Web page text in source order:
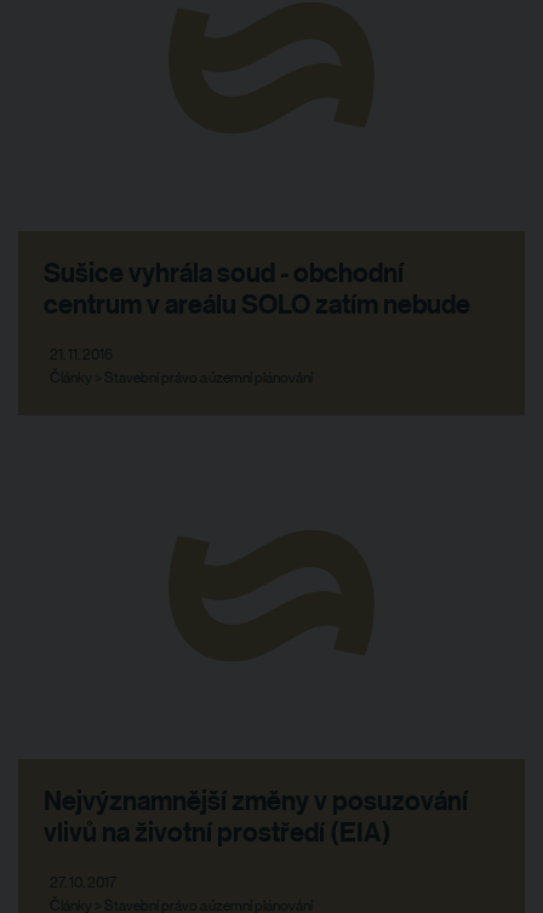
Sušice vyhrála soud - obchodní
centrum v areálu SOLO zatím nebude
21. 11. 2016
Články > Stavební právo a územní plánování
Nejvýznamnější změny v posuzování
vlivů na životní prostředí (EIA)
27. 10. 2017
Články > Stavební právo a územní plánování